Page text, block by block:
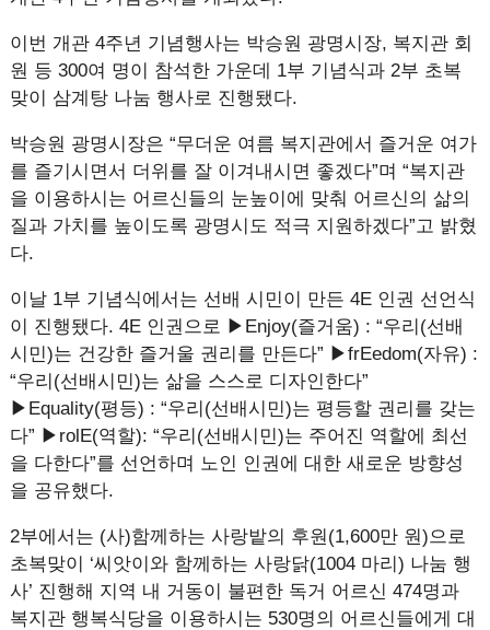
이번 개관 4주년 기념행사는 박승원 광명시장, 복지관 회
원 등 300여 명이 참석한 가운데 1부 기념식과 2부 초복
맞이 삼계탕 나눔 행사로 진행됐다.
박승원 광명시장은 “무더운 여름 복지관에서 즐거운 여가
를 즐기시면서 더위를 잘 이겨내시면 좋겠다”며 “복지관
을 이용하시는 어르신들의 눈높이에 맞춰 어르신의 삶의
질과 가치를 높이도록 광명시도 적극 지원하겠다”고 밝혔
다.
이날 1부 기념식에서는 선배 시민이 만든 4E 인권 선언식
이 진행됐다. 4E 인권으로 ▶Enjoy(즐거움) : “우리(선배
시민)는 건강한 즐거울 권리를 만든다” ▶frEedom(자유) :
“우리(선배시민)는 삶을 스스로 디자인한다”
▶Equality(평등) : “우리(선배시민)는 평등할 권리를 갖는
다” ▶rolE(역할): “우리(선배시민)는 주어진 역할에 최선
을 다한다”를 선언하며 노인 인권에 대한 새로운 방향성
을 공유했다.
2부에서는 (사)함께하는 사랑밭의 후원(1,600만 원)으로
초복맞이 ‘씨앗이와 함께하는 사랑닭(1004 마리) 나눔 행
사’ 진행해 지역 내 거동이 불편한 독거 어르신 474명과
복지관 행복식당을 이용하시는 530명의 어르신들에게 대